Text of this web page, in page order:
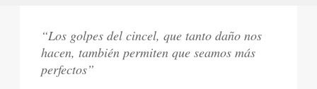
“Los golpes del cincel, que tanto daño nos
hacen, también permiten que seamos más
perfectos”